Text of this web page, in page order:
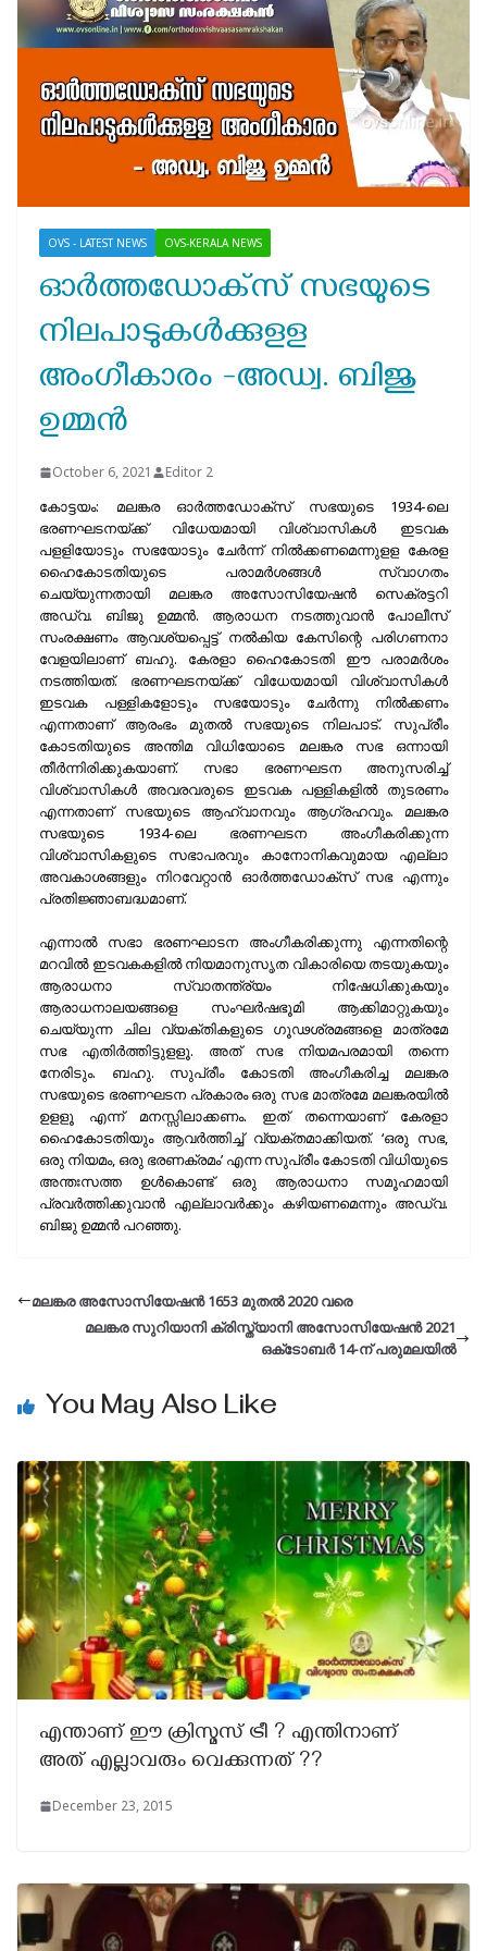
OVS - LATEST NEWS OVS-KERALA NEWS
ഓര്‍ത്തഡോക്‌സ് സഭയുടെ
നിലപാടുകള്‍ക്കുളള
അംഗീകാരം -അഡ്വ. ബിജു
ഉമ്മന്‍
October 6, 2021 Editor 2
കോട്ടയം: മലങ്കര ഓര്‍ത്തഡോക്‌സ് സഭയുടെ 1934-ലെ
ഭരണഘടനയ്ക്ക് വിധേയമായി വിശ്വാസികള്‍ ഇടവക
പളളിയോടും സഭയോടും ചേര്‍ന്ന് നില്‍ക്കണമെന്നുളള കേരള
ഹൈകോടതിയുടെ പരാമര്‍ശങ്ങള്‍ സ്വാഗതം
ചെയ്യുന്നതായി മലങ്കര അസോസിയേഷന്‍ സെക്രട്ടറി
അഡ്വ. ബിജു ഉമ്മന്‍. ആരാധന നടത്തുവാന്‍ പോലീസ്
സംരക്ഷണം ആവശ്യപ്പെട്ട് നല്‍കിയ കേസിന്റെ പരിഗണനാ
വേളയിലാണ് ബഹു. കേരളാ ഹൈകോടതി ഈ പരാമര്‍ശം
നടത്തിയത്. ഭരണഘടനയ്ക്ക് വിധേയമായി വിശ്വാസികള്‍
ഇടവക പള്ളികളോടും സഭയോടും ചേര്‍ന്നു നില്‍ക്കണം
എന്നതാണ് ആരംഭം മുതല്‍ സഭയുടെ നിലപാട്. സുപ്രീം
കോടതിയുടെ അന്തിമ വിധിയോടെ മലങ്കര സഭ ഒന്നായി
തീര്‍ന്നിരിക്കുകയാണ്. സഭാ ഭരണഘടന അനുസരിച്ച്
വിശ്വാസികള്‍ അവരവരുടെ ഇടവക പള്ളികളില്‍ തുടരണം
എന്നതാണ് സഭയുടെ ആഹ്വാനവും ആഗ്രഹവും. മലങ്കര
സഭയുടെ 1934-ലെ ഭരണഘടന അംഗീകരിക്കുന്ന
വിശ്വാസികളുടെ സഭാപരവും കാനോനികവുമായ എല്ലാ
അവകാശങ്ങളും നിറവേറ്റാന്‍ ഓര്‍ത്തഡോക്‌സ് സഭ എന്നും
പ്രതിജ്ഞാബദ്ധമാണ്.
എന്നാല്‍ സഭാ ഭരണഘാടന അംഗീകരിക്കുന്നു എന്നതിന്റെ
മറവില്‍ ഇടവകകളില്‍ നിയമാനുസൃത വികാരിയെ തടയുകയും
ആരാധനാ സ്വാതന്ത്ര്യം നിഷേധിക്കുകയും
ആരാധനാലയങ്ങളെ സംഘര്‍ഷഭൂമി ആക്കിമാറ്റുകയും
ചെയ്യുന്ന ചില വ്യക്തികളുടെ ഗൂഢശ്രമങ്ങളെ മാത്രമേ
സഭ എതിര്‍ത്തിട്ടുളളൂ. അത് സഭ നിയമപരമായി തന്നെ
നേരിടും. ബഹു. സുപ്രീം കോടതി അംഗീകരിച്ച മലങ്കര
സഭയുടെ ഭരണഘടന പ്രകാരം ഒരു സഭ മാത്രമേ മലങ്കരയില്‍
ഉളളൂ എന്ന് മനസ്സിലാക്കണം. ഇത് തന്നെയാണ് കേരളാ
ഹൈകോടതിയും ആവര്‍ത്തിച്ച് വ്യക്തമാക്കിയത്. ‘ഒരു സഭ,
ഒരു നിയമം, ഒരു ഭരണക്രമം’ എന്ന സുപ്രീം കോടതി വിധിയുടെ
അന്തഃസത്ത ഉള്‍കൊണ്ട് ഒരു ആരാധനാ സമൂഹമായി
പ്രവര്‍ത്തിക്കുവാന്‍ എല്ലാവര്‍ക്കും കഴിയണമെന്നും അഡ്വ.
ബിജു ഉമ്മന്‍ പറഞ്ഞു.
മലങ്കര അസോസിയേഷന്‍ 1653 മുതല്‍ 2020 വരെ
മലങ്കര സുറിയാനി ക്രിസ്ത്യാനി അസോസിയേഷന്‍ 2021
ഒക്‌ടോബര്‍ 14-ന് പരുമലയില്‍
You May Also Like
എന്താണ് ഈ ക്രിസ്മസ് ട്രീ ? എന്തിനാണ്
അത് എല്ലാവരും വെക്കുന്നത് ??
December 23, 2015